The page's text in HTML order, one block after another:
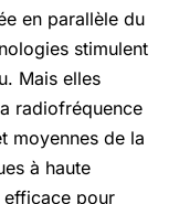
en parallèle du
stimulent
Mais elles
radiofréquence
moyennes de la
à haute
efficace pour